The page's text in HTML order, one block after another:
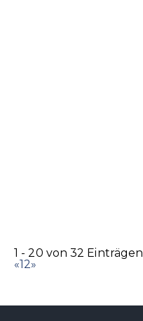
1 - 20 von 32 Einträgen
«12»